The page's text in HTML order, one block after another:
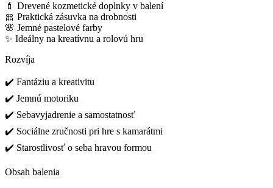
💄 Drevené kozmetické doplnky v balení
🎀 Praktická zásuvka na drobnosti
🌸 Jemné pastelové farby
✨ Ideálny na kreatívnu a rolovú hru
Rozvíja
✔️ Fantáziu a kreativitu
✔️ Jemnú motoriku
✔️ Sebavyjadrenie a samostatnosť
✔️ Sociálne zručnosti pri hre s kamarátmi
✔️ Starostlivosť o seba hravou formou
Obsah balenia